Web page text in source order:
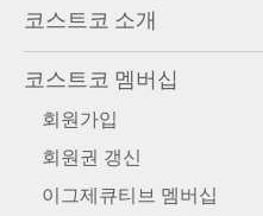
코스트코 소개
코스트코 멤버십
회원가입
회원권 갱신
이그제큐티브 멤버십